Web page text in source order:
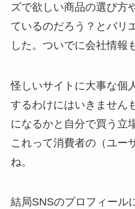
ズで欲しい商品の選び方
ているのだろう？とバリ
した。ついでに会社情報
怪しいサイトに大事な個
するわけにはいきません
になるかと自分で買う立
これって消費者の（ユー
ね。
結局SNSのプロフィール